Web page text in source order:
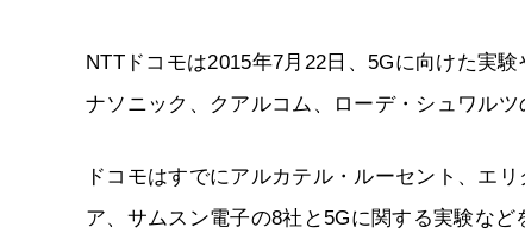
NTTドコモは2015年7月22日、5Gに向けた実
ナソニック、クアルコム、ローデ・シュワルツ
ドコモはすでにアルカテル・ルーセント、エ
ア、サムスン電子の8社と5Gに関する実験な